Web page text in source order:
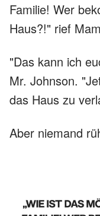
Familie! Wer
Haus?!" rief
"Das kann ich
Mr. Johnson.
das Haus zu
Aber niemand